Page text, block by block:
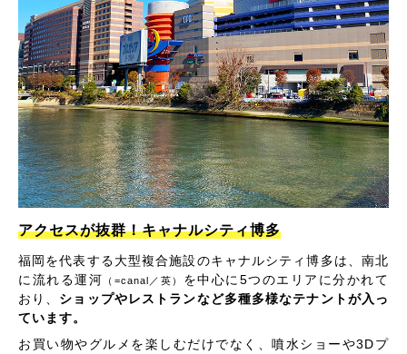
アクセスが抜群！キャナルシティ博多
福岡を代表する大型複合施設のキャナルシティ博多は、南北
に流れる運河 （=canal／英）
を中心に5つのエリアに分かれて
おり、 ショップやレストランなど多種多様なテナントが入っ
ています。
お買い物やグルメを楽しむだけでなく、噴水ショーや3Dプ